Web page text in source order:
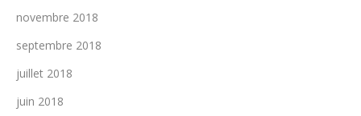
novembre 2018
septembre 2018
juillet 2018
juin 2018